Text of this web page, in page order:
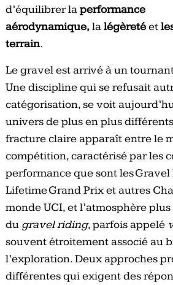
d’équilibrer laperformance
aérodynamique,lalégèretéet
terrain.
Le gravel est arrivé à un
Une discipline qui se refusait
catégorisation, se voit
univers de plus en plus
fracture claire apparaît entre le
compétition, caractérisé par les
performance que sont les Gravel
Lifetime Grand Prix et autres
monde UCI, et l’atmosphère
du gravel riding, parfois appelé
souvent étroitement associé au
l’exploration. Deux approches
différentes qui exigent des